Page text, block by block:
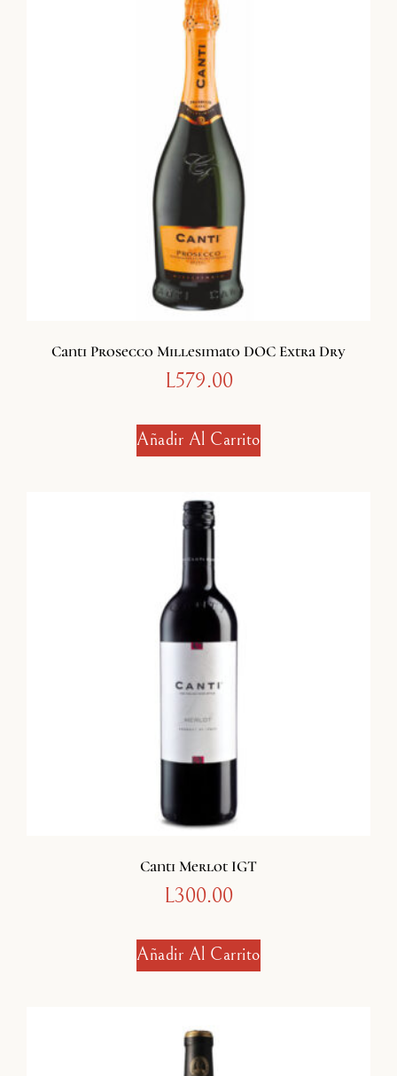
Canti Prosecco Millesimato DOC Extra Dry
L579.00
Añadir Al Carrito
Canti Merlot IGT
L300.00
Añadir Al Carrito